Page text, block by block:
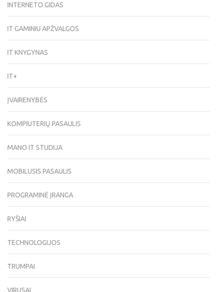
INTERNETO GIDAS
IT GAMINIU APŽVALGOS
IT KNYGYNAS
IT+
ĮVAIRENYBĖS
KOMPIUTERIŲ PASAULIS
MANO IT STUDIJA
MOBILUSIS PASAULIS
PROGRAMINĖ ĮRANGA
RYŠIAI
TECHNOLOGIJOS
TRUMPAI
VIRUSAI